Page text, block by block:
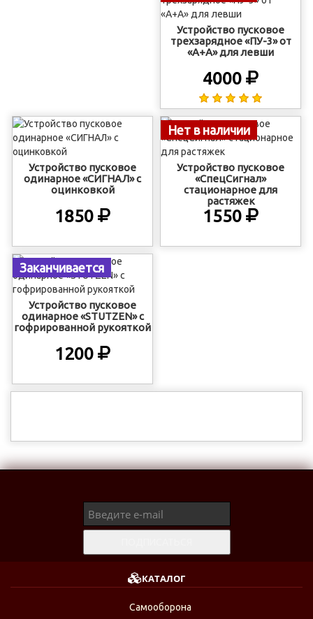
Устройство пусковое
трехзарядное «ПУ-3» от
«А+А» для левши
4000
Устройство пусковое
одинарное «СИГНАЛ» с
оцинковкой
1850
Нет в наличии
Устройство пусковое
«СпецСигнал»
стационарное для
растяжек
1550
Заканчивается
Устройство пусковое
одинарное «STUTZEN» с
гофрированной рукояткой
1200
КАТАЛОГ
Самооборона